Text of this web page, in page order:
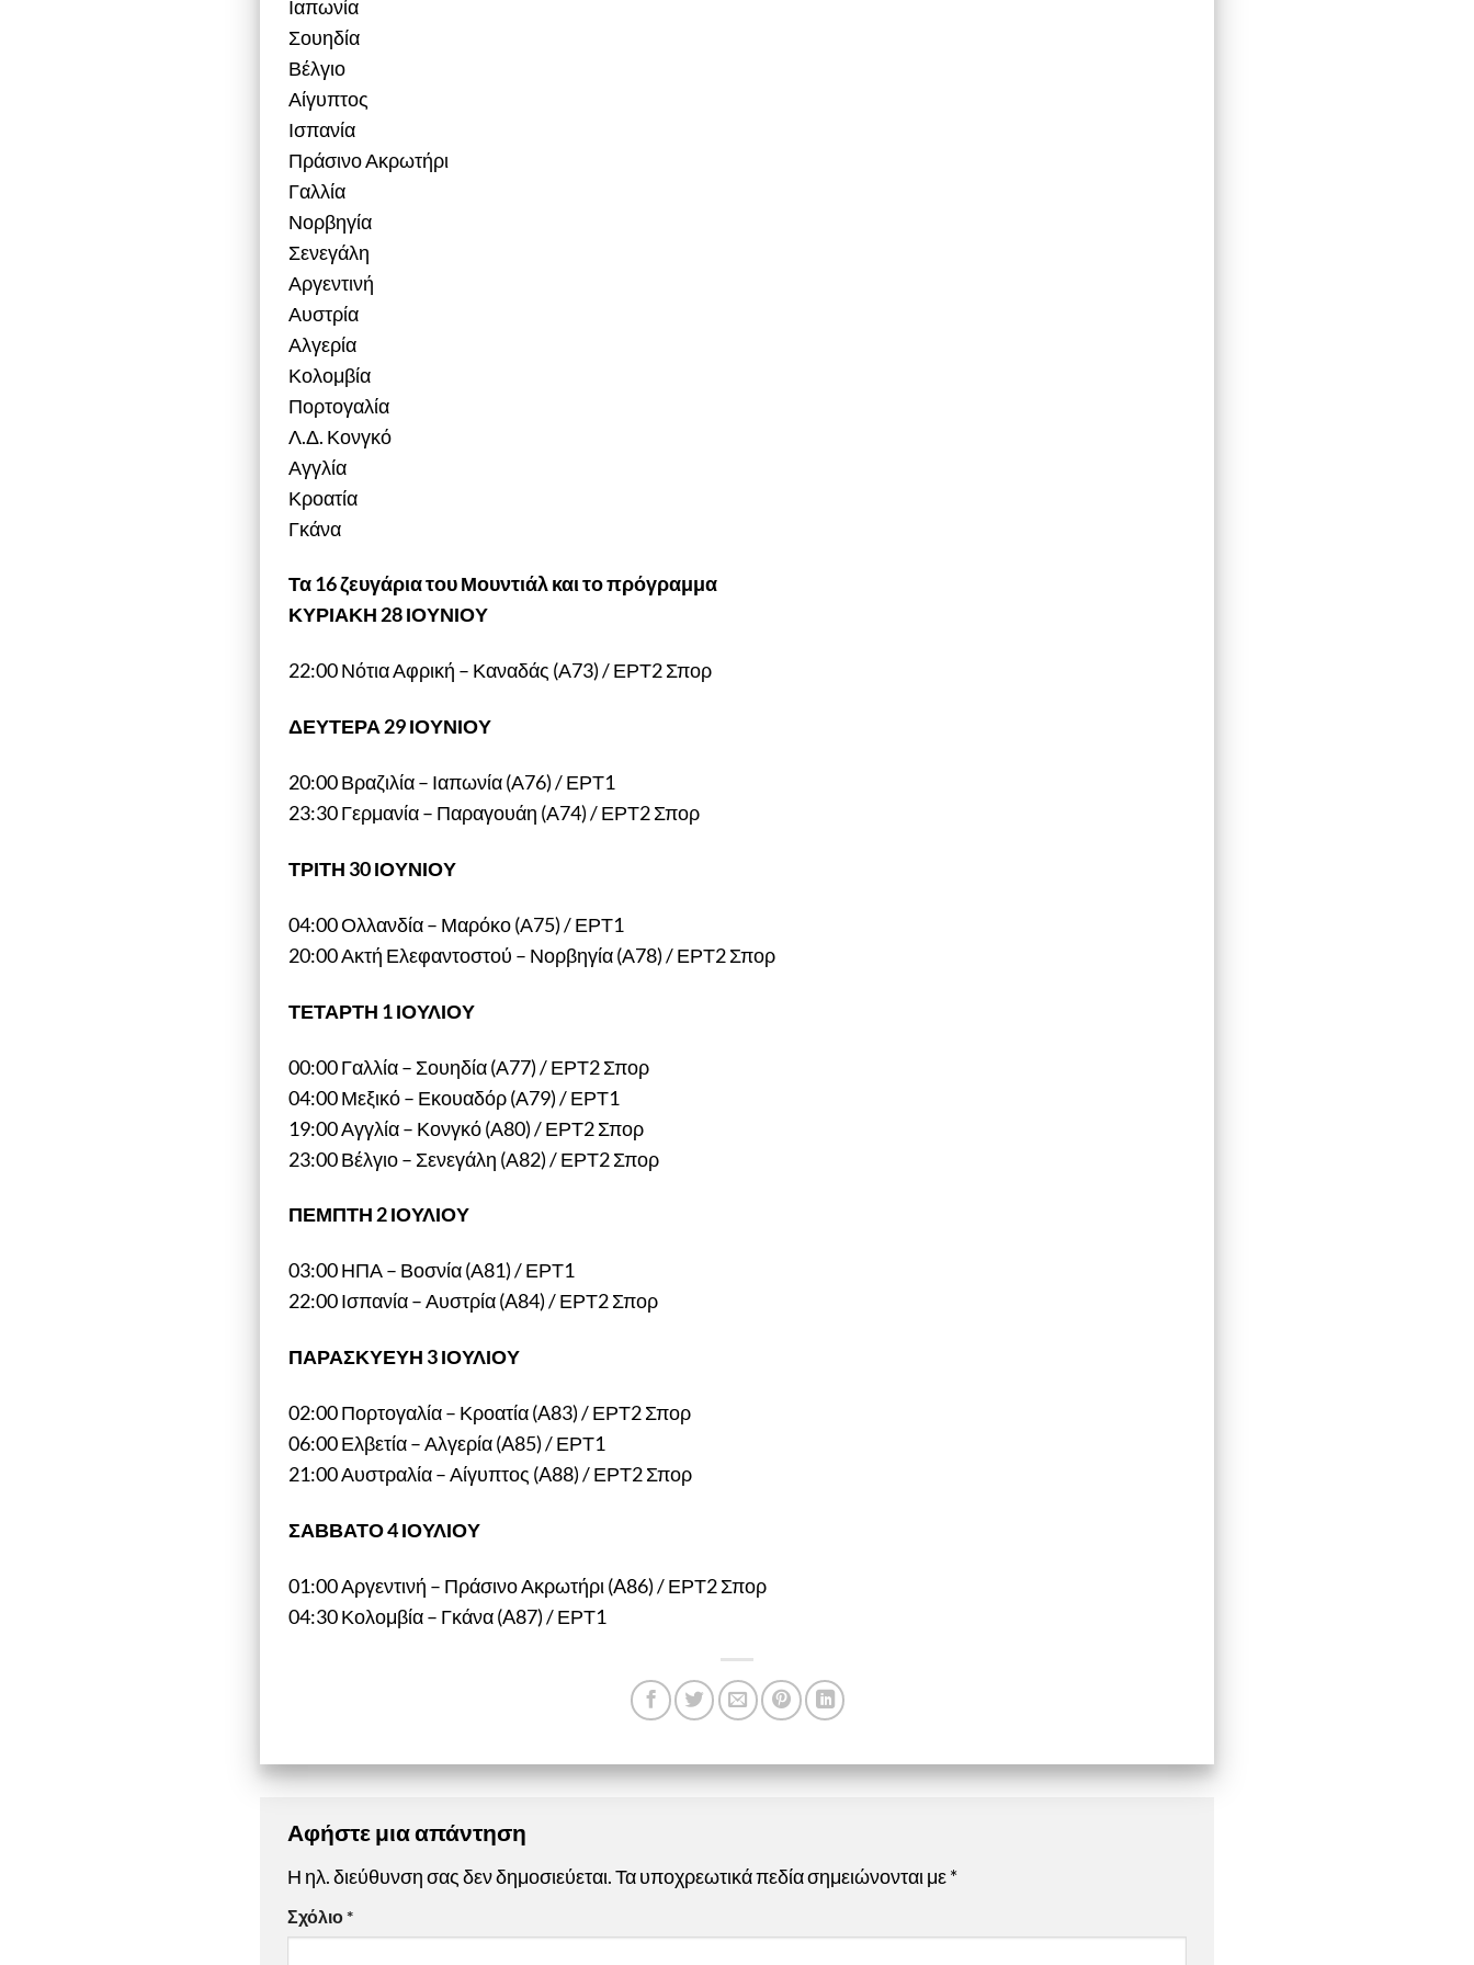
Ιαπωνία
Σουηδία
Βέλγιο
Αίγυπτος
Ισπανία
Πράσινο Ακρωτήρι
Γαλλία
Νορβηγία
Σενεγάλη
Αργεντινή
Αυστρία
Αλγερία
Κολομβία
Πορτογαλία
Λ.Δ. Κονγκό
Αγγλία
Κροατία
Γκάνα
Τα 16 ζευγάρια του Μουντιάλ και το πρόγραμμα
ΚΥΡΙΑΚΗ 28 ΙΟΥΝΙΟΥ
22:00 Νότια Αφρική – Καναδάς (Α73) / ΕΡΤ2 Σπορ
ΔΕΥΤΕΡΑ 29 ΙΟΥΝΙΟΥ
20:00 Βραζιλία – Ιαπωνία (Α76) / ΕΡΤ1
23:30 Γερμανία – Παραγουάη (Α74) / ΕΡΤ2 Σπορ
ΤΡΙΤΗ 30 ΙΟΥΝΙΟΥ
04:00 Ολλανδία – Μαρόκο (Α75) / ΕΡΤ1
20:00 Ακτή Ελεφαντοστού – Νορβηγία (Α78) / ΕΡΤ2 Σπορ
ΤΕΤΑΡΤΗ 1 ΙΟΥΛΙΟΥ
00:00 Γαλλία – Σουηδία (Α77) / ΕΡΤ2 Σπορ
04:00 Μεξικό – Εκουαδόρ (Α79) / ΕΡΤ1
19:00 Αγγλία – Κονγκό (Α80) / ΕΡΤ2 Σπορ
23:00 Βέλγιο – Σενεγάλη (Α82) / ΕΡΤ2 Σπορ
ΠΕΜΠΤΗ 2 ΙΟΥΛΙΟΥ
03:00 ΗΠΑ – Βοσνία (Α81) / ΕΡΤ1
22:00 Ισπανία – Αυστρία (A84) / ΕΡΤ2 Σπορ
ΠΑΡΑΣΚΥΕΥΗ 3 ΙΟΥΛΙΟΥ
02:00 Πορτογαλία – Κροατία (A83) / ΕΡΤ2 Σπορ
06:00 Ελβετία – Αλγερία (A85) / ΕΡΤ1
21:00 Αυστραλία – Αίγυπτος (A88) / ΕΡΤ2 Σπορ
ΣΑΒΒΑΤΟ 4 ΙΟΥΛΙΟΥ
01:00 Αργεντινή – Πράσινο Ακρωτήρι (A86) / ΕΡΤ2 Σπορ
04:30 Κολομβία – Γκάνα (A87) / ΕΡΤ1
Αφήστε μια απάντηση
Η ηλ. διεύθυνση σας δεν δημοσιεύεται.Τα υποχρεωτικά πεδία σημειώνονται με*
Σχόλιο*